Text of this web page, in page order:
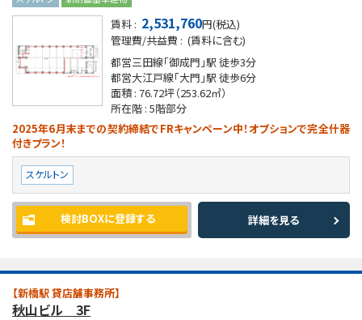
賃料 : 2,531,760円(税込)
管理費/共益費 : (賃料に含む)
都営三田線「御成門」駅 徒歩3分
都営大江戸線「大門」駅 徒歩6分
面積 : 76.72坪（253.62㎡）
所在階 : 5階部分
2025年6月末までの契約締結でFRキャンペーン中！オプションで完全什器
付きプラン！
スケルトン
検討BOXに登録する 詳細を見る
【新橋駅 貸店舗事務所】
秋山ビル 3F